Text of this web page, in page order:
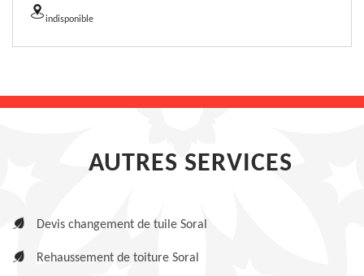
indisponible
AUTRES SERVICES
Devis changement de tuile Soral
Rehaussement de toiture Soral